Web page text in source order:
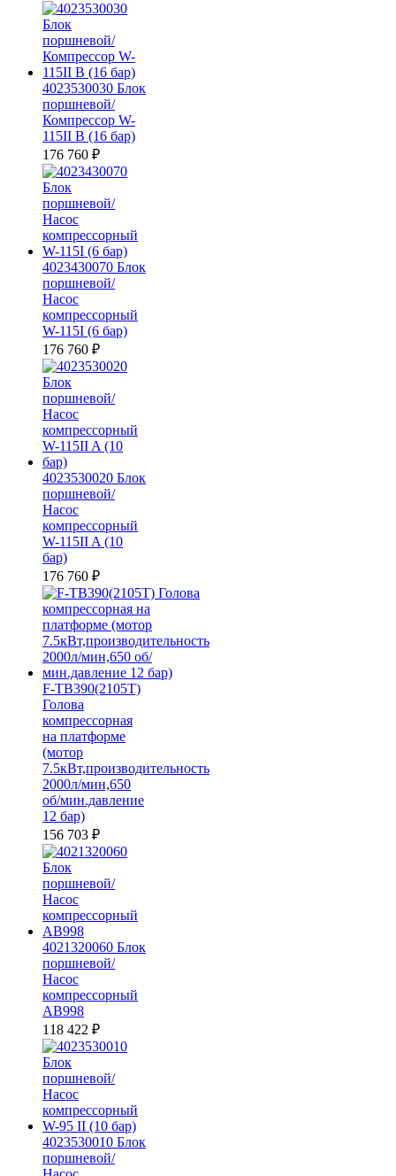
4023530030 Блок
поршневой/
Компрессор W-
115II В (16 бар)
176 760 ₽
4023430070 Блок
поршневой/
Насос
компрессорный
W-115I (6 бар)
176 760 ₽
4023530020 Блок
поршневой/
Насос
компрессорный
W-115II A (10
бар)
176 760 ₽
F-TB390(2105T)
Голова
компрессорная
на платформе
(мотор
7.5кВт,производительность
2000л/мин,650
об/мин.давление
12 бар)
156 703 ₽
4021320060 Блок
поршневой/
Насос
компрессорный
AB998
118 422 ₽
4023530010 Блок
поршневой/